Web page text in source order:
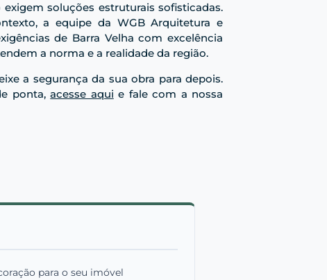
soluções estruturais sofisticadas.
a equipe da WGB Arquitetura e
de Barra Velha com excelência
a norma e a realidade da região.
a segurança da sua obra para depois.
ponta,acesse aqui e fale com a nossa
para o seu imóvel